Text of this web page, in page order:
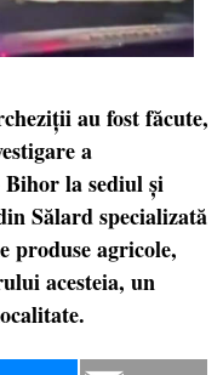
au fost făcute,
a
la sediul și
Sălard specializată
produse agricole,
acesteia, un